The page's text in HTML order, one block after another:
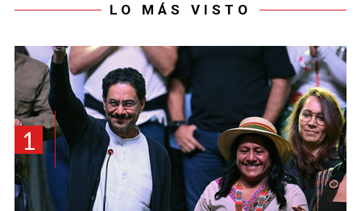
LO MÁS VISTO
1